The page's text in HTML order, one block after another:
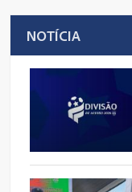
NOTÍCIA